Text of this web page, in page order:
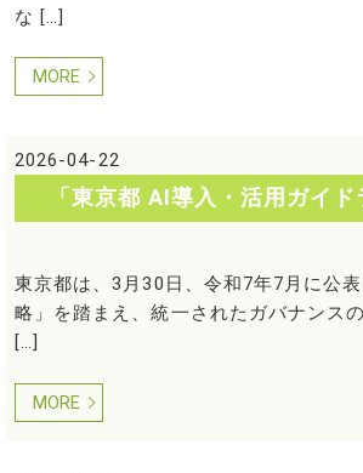
な […]
MORE
2026-04-22
「東京都 AI導入・活用ガイ
東京都は、3月30日、令和7年7月に公
略」を踏まえ、統一されたガバナンス
[…]
MORE